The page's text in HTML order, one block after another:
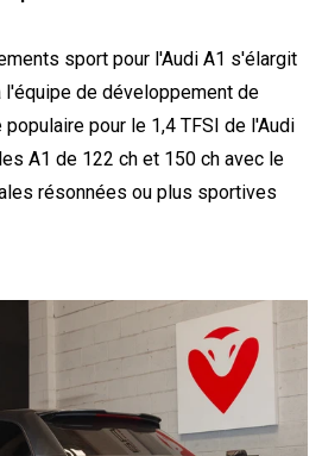
sport pour l'Audi A1 s'élargit
l'équipe de développement de
pour le 1,4 TFSI de l'Audi
A1 de 122 ch et 150 ch avec le
résonnées ou plus sportives